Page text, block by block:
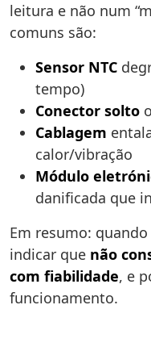
leitura e não num
comuns são:
Sensor NTC
tempo)
Conector solto
Cablagem
calor/vibração
Módulo
danificada que
Em resumo:
indicar que não
com fiabilidade, e
funcionamento.